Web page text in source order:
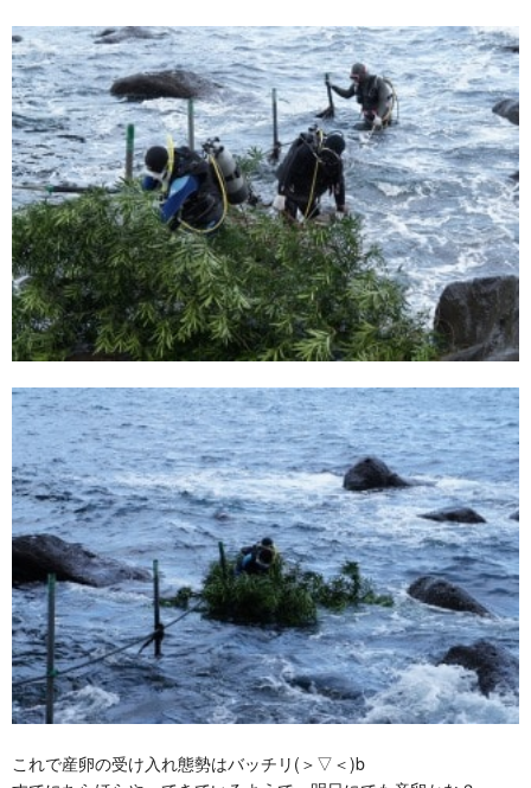
これで産卵の受け入れ態勢はバッチリ(＞▽＜)b